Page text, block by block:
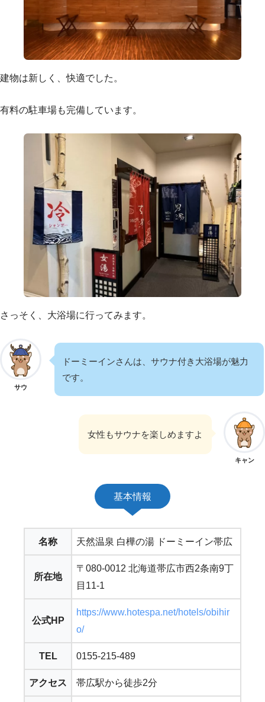
建物は新しく、快適でした。
有料の駐車場も完備しています。
さっそく、大浴場に行ってみます。
サウ
ドーミーインさんは、サウナ付き大浴場が魅力
です。
キャン
女性もサウナを楽しめますよ
基本情報
名称 天然温泉 白樺の湯 ドーミーイン帯広
所在地
〒080-0012 北海道帯広市西2条南9丁
目11-1
公式HP
https://www.hotespa.net/hotels/obihir
o/
TEL 0155-215-489
アクセス 帯広駅から徒歩2分